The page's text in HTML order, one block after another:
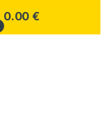
0.00€